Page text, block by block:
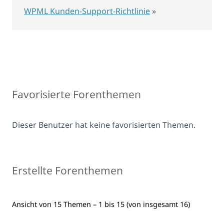
Favorisierte Forenthemen
Dieser Benutzer hat keine favorisierten Themen.
Erstellte Forenthemen
Ansicht von 15 Themen – 1 bis 15 (von insgesamt 16)
WPML Kunden-Support-Richtlinie »